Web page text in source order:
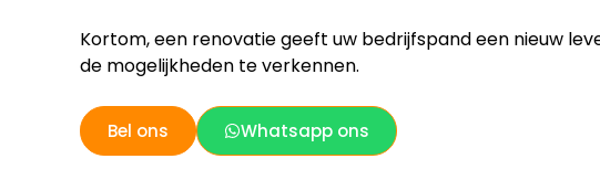
Kortom, een renovatie geeft uw bedrijfspand een nieuw
de mogelijkheden te verkennen.
Bel ons Whatsapp ons